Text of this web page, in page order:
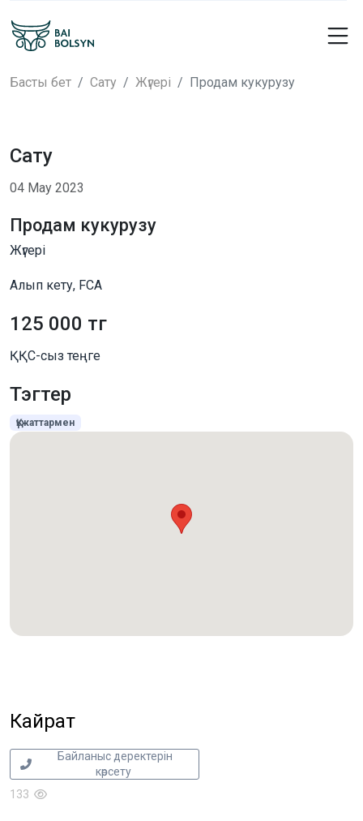
Басты бет Сату Жүгері Продам кукурузу
Сату
04 Мау 2023
Продам кукурузу
Жүгері
Алып кету, FCA
125 000 тг
ҚҚС-сыз теңге
Тэгтер
Құжаттармен
Кайрат
Байланыс деректерін
көрсету
133